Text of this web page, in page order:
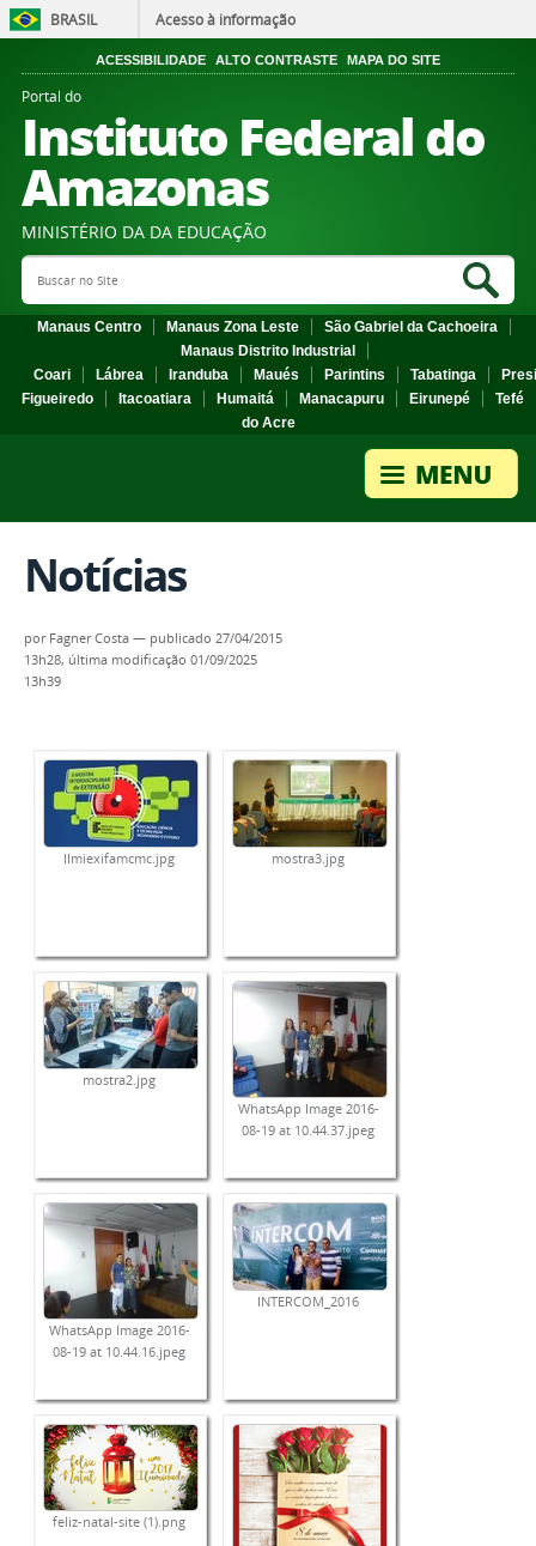
BRASIL Acesso à informação
ACESSIBILIDADE ALTO CONTRASTE MAPA DO SITE
Portal do
Instituto Federal do
Amazonas
MINISTÉRIO DA DA EDUCAÇÃO
Search Site
Manaus Centro Manaus Zona Leste
São Gabriel da Cachoeira
Manaus Distrito Industrial
Coari
Lábrea Iranduba Maués Parintins Tabatinga
Figueiredo
Itacoatiara Humaitá Manacapuru Eirunepé
Tefé
do Acre
Notícias
por Fagner Costa — publicado 27/04/2015
13h28, última modificação 01/09/2025
13h39
IImiexifamcmc.jpg mostra3.jpg
mostra2.jpg
WhatsApp Image 2016-
08-19 at 10.44.37.jpeg
WhatsApp Image 2016-
08-19 at 10.44.16.jpeg
INTERCOM_2016
feliz-natal-site (1).png